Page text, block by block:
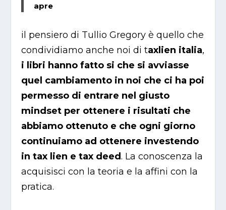
apre
il pensiero di Tullio Gregory è quello che
condividiamo anche noi di taxlien italia,
i libri hanno fatto si che si avviasse
quel cambiamento in noi che ci ha poi
permesso di entrare nel giusto
mindset per ottenere i risultati che
abbiamo ottenuto e che ogni giorno
continuiamo ad ottenere investendo
in tax lien e tax deed. La conoscenza la
acquisisci con la teoria e la affini con la
pratica.